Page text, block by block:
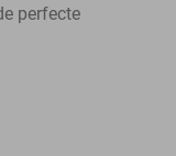
perfecte